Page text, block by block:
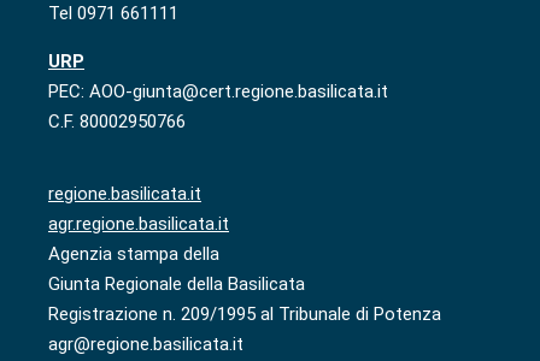
Tel 0971 661111
URP
PEC: AOO-giunta@cert.regione.basilicata.it
C.F. 80002950766
regione.basilicata.it
agr.regione.basilicata.it
Agenzia stampa della
Giunta Regionale della Basilicata
Registrazione n. 209/1995 al Tribunale di Potenza
agr@regione.basilicata.it